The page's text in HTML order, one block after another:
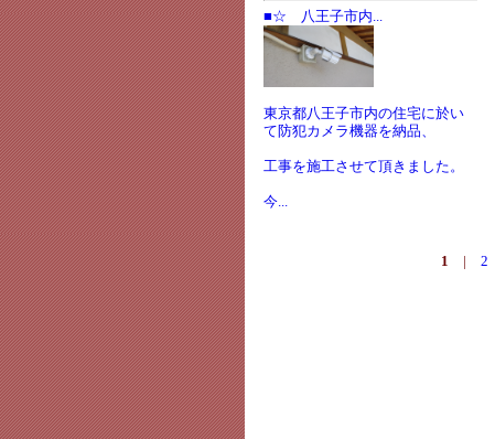
■☆ 八王子市内...
東京都八王子市内の住宅に於い
て防犯カメラ機器を納品、
工事を施工させて頂きました。
今...
1 | 2